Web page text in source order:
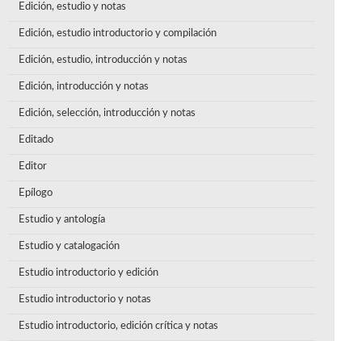
Edición, estudio y notas
Edición, estudio introductorio y compilación
Edición, estudio, introducción y notas
Edición, introducción y notas
Edición, selección, introducción y notas
Editado
Editor
Epílogo
Estudio y antología
Estudio y catalogación
Estudio introductorio y edición
Estudio introductorio y notas
Estudio introductorio, edición crítica y notas